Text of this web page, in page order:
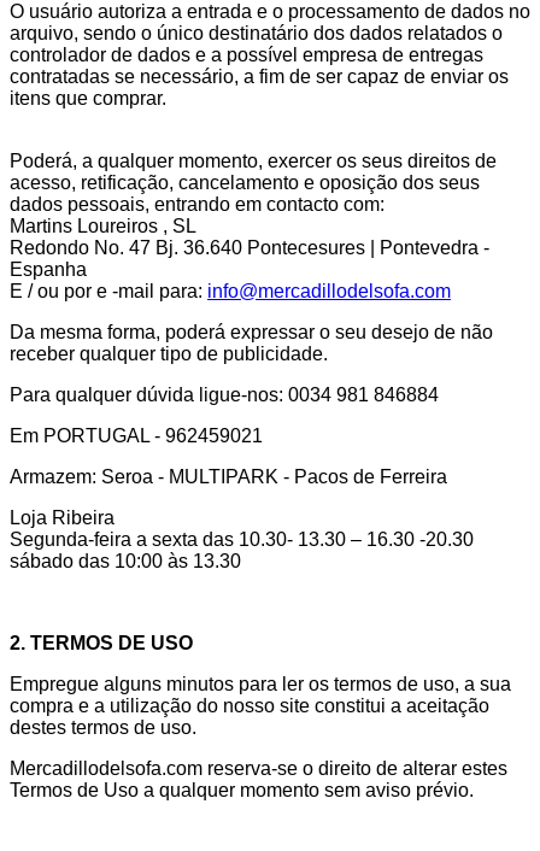
O usuário autoriza a entrada e o processamento de dados no
arquivo, sendo o único destinatário dos dados relatados o
controlador de dados e a possível empresa de entregas
contratadas se necessário, a fim de ser capaz de enviar os
itens que comprar.
Poderá, a qualquer momento, exercer os seus direitos de
acesso, retificação, cancelamento e oposição dos seus
dados pessoais, entrando em contacto com:
Martins Loureiros , SL
Redondo No. 47 Bj. 36.640 Pontecesures | Pontevedra -
Espanha
E / ou por e -mail para: info@mercadillodelsofa.com
Da mesma forma, poderá expressar o seu desejo de não
receber qualquer tipo de publicidade.
Para qualquer dúvida ligue-nos: 0034 981 846884
Em PORTUGAL - 962459021
Armazem: Seroa - MULTIPARK - Pacos de Ferreira
Loja Ribeira
Segunda-feira a sexta das 10.30- 13.30 – 16.30 -20.30
sábado das 10:00 às 13.30
2. TERMOS DE USO
Empregue alguns minutos para ler os termos de uso, a sua
compra e a utilização do nosso site constitui a aceitação
destes termos de uso.
Mercadillodelsofa.com reserva-se o direito de alterar estes
Termos de Uso a qualquer momento sem aviso prévio.